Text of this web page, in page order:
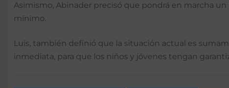
Asimismo, Abinader precisó que pondrá en marcha
mínimo.
Luis, también definió que la situación actual es
inmediata, para que los niños y jóvenes tengan